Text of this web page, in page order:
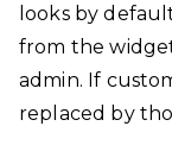
looks by
from the
admin. If
replaced by